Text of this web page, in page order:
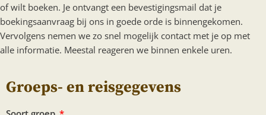
of wilt boeken. Je ontvangt een bevestigingsmail dat je
boekingsaanvraag bij ons in goede orde is binnengekomen.
Vervolgens nemen we zo snel mogelijk contact met je op met
alle informatie. Meestal reageren we binnen enkele uren.
Groeps- en reisgegevens